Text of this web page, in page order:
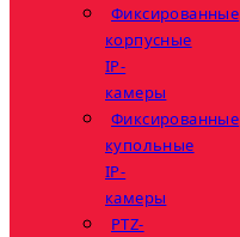
Фиксированные
корпусные
IP-
камеры
Фиксированные
купольные
IP-
камеры
PTZ-